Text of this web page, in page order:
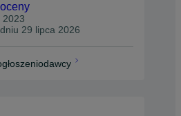
2023
29 lipca 2026